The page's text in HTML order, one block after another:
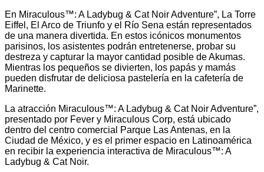
En Miraculous™: A Ladybug & Cat Noir Adventure”, La Torre
Eiffel, El Arco de Triunfo y el Río Sena están representados
de una manera divertida. En estos icónicos monumentos
parisinos, los asistentes podrán entretenerse, probar su
destreza y capturar la mayor cantidad posible de Akumas.
Mientras los pequeños se divierten, los papás y mamás
pueden disfrutar de deliciosa pastelería en la cafetería de
Marinette.
La atracción Miraculous™: A Ladybug & Cat Noir Adventure”,
presentado por Fever y Miraculous Corp, está ubicado
dentro del centro comercial Parque Las Antenas, en la
Ciudad de México, y es el primer espacio en Latinoamérica
en recibir la experiencia interactiva de Miraculous™: A
Ladybug & Cat Noir.